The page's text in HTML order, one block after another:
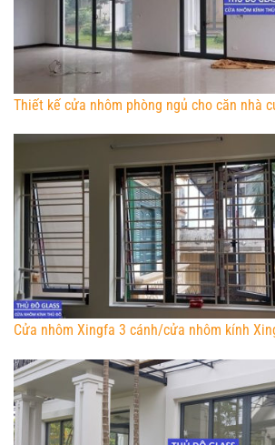
Thiết kế cửa nhôm phòng ngủ cho căn nhà
Cửa nhôm Xingfa 3 cánh/cửa nhôm kính